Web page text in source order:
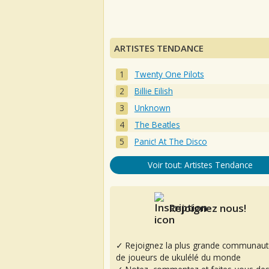
ARTISTES TENDANCE
Twenty One Pilots
Billie Eilish
Unknown
The Beatles
Panic! At The Disco
Voir tout: Artistes Tendance
Rejoignez nous!
✓ Rejoignez la plus grande
de joueurs de ukulélé du monde